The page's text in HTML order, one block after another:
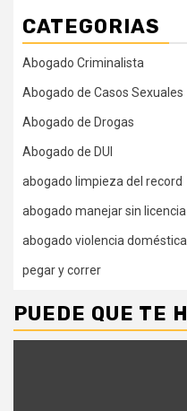
CATEGORIAS
Abogado Criminalista
Abogado de Casos Sexuales
Abogado de Drogas
Abogado de DUI
abogado limpieza del record
abogado manejar sin licencia
abogado violencia doméstica
pegar y correr
PUEDE QUE TE